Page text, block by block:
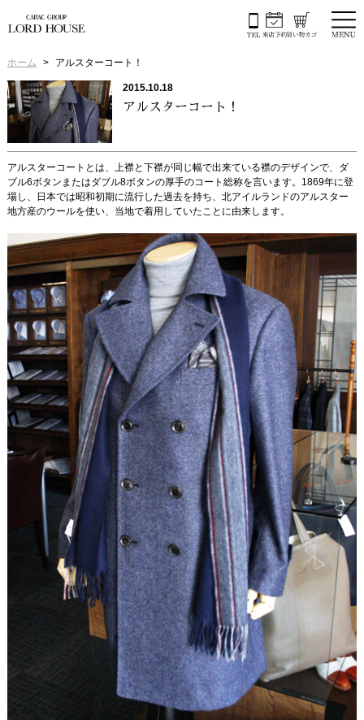
ホーム アルスターコート！
2015.10.18
アルスターコート！
アルスターコートとは、上襟と下襟が同じ幅で出来ている襟のデザインで、ダ
ブル6ボタンまたはダブル8ボタンの厚手のコート総称を言います。1869年に登
場し、日本では昭和初期に流行した過去を持ち、北アイルランドのアルスター
地方産のウールを使い、当地で着用していたことに由来します。